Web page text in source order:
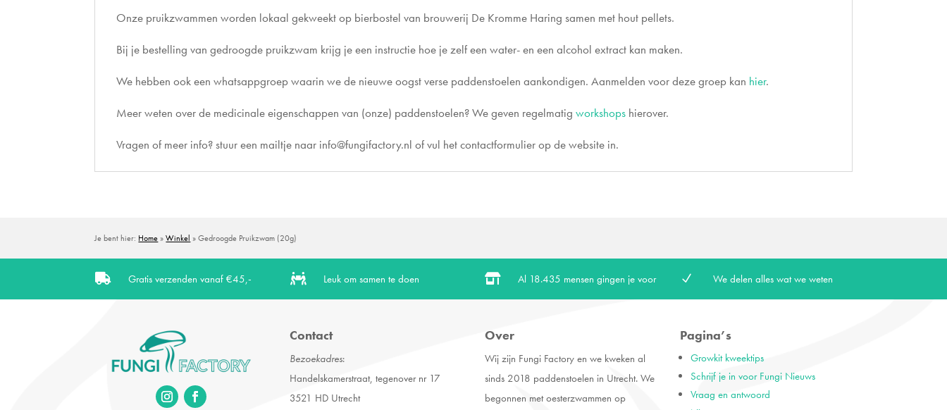
Onze pruikzwammen worden lokaal gekweekt op bierbostel van brouwerij De Kromme Haring samen met hout pellets.
Bij je bestelling van gedroogde pruikzwam krijg je een instructie hoe je zelf een water- en een alcohol extract kan maken.
We hebben ook een whatsappgroep waarin we de nieuwe oogst verse paddenstoelen aankondigen. Aanmelden voor deze groep kan hier.
Meer weten over de medicinale eigenschappen van (onze) paddenstoelen? We geven regelmatigworkshops hierover.
Vragen of meer info? stuur een mailtje naar info@fungifactory.nl of vul het contactformulier op de website in.
Je bent hier: Home»Winkel »Gedroogde Pruikzwam (20g)
 Gratis verzenden vanaf €45,-  Leuk om samen te doen  Al 18.435 mensen gingen je voor N We delen alles wat we weten
Contact
Bezoekadres:
Handelskamerstraat, tegenover nr 17
3521 HD Utrecht
Over
Wij zijn Fungi Factory en we kweken al
sinds 2018 paddenstoelen in Utrecht. We
begonnen met oesterzwammen op
Pagina’s
Growkit kweektips
Schrijf je in voor Fungi Nieuws
Vraag en antwoord